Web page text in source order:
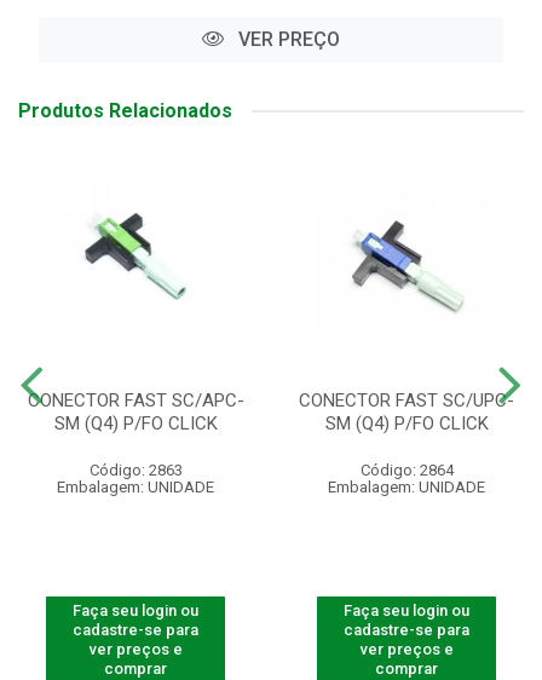
VER PREÇO
Produtos Relacionados
CONECTOR FAST SC/APC-
SM (Q4) P/FO CLICK
Código: 2863
Embalagem: UNIDADE
Faça seu login ou
cadastre-se para
ver preços e
comprar
CONECTOR FAST SC/UPC-
SM (Q4) P/FO CLICK
Código: 2864
Embalagem: UNIDADE
Faça seu login ou
cadastre-se para
ver preços e
comprar